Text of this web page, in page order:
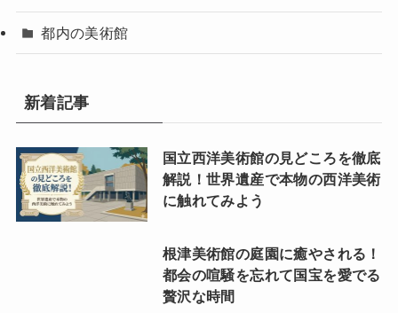
都内の美術館
新着記事
国立西洋美術館の見どころを徹底
解説！世界遺産で本物の西洋美術
に触れてみよう
根津美術館の庭園に癒やされる！
都会の喧騒を忘れて国宝を愛でる
贅沢な時間